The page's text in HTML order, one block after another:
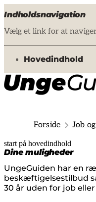
Indholdsnavigation
Vælg et link for at
gå til
Hovedindhold
Forside Job
start på hovedindhold
Dine muligheder
UngeGuiden har en
beskæftigelsestilbud
30 år uden for job
senest opdateret 14. juli 2026